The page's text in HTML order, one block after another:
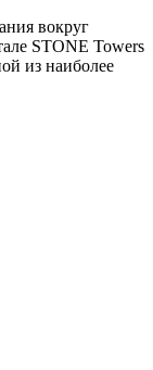
вокруг
STONE Towers
из наиболее